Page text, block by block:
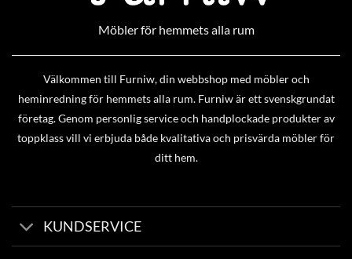
Möbler för hemmets alla rum
Välkommen till Furniw, din webbshop med möbler och
heminredning för hemmets alla rum. Furniw är ett svenskgrundat
företag. Genom personlig service och handplockade produkter av
toppklass vill vi erbjuda både kvalitativa och prisvärda möbler för
ditt hem.
KUNDSERVICE